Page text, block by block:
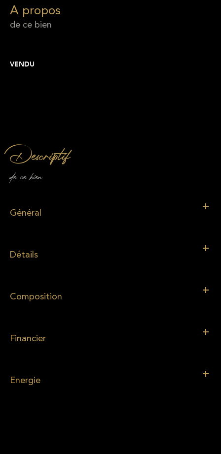
a propos
de ce bien
VENDU
descriptif
de ce bien
Général
Détails
Composition
Financier
Energie